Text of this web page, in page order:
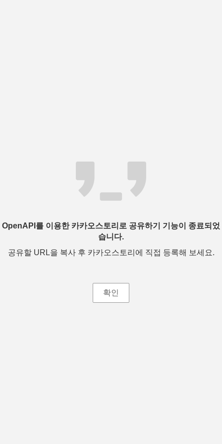
OpenAPI를 이용한 카카오스토리로 공유하기 기능이 종료되었
습니다.
공유할 URL을 복사 후 카카오스토리에 직접 등록해 보세요.
확인